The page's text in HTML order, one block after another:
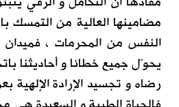
مضامينها العالية من التمسك
النفس من المحرمات ، فميدان
يحوّل جميع خطانا و أحاديثنا
رضاه و تجسيد الإرادة الإلهية